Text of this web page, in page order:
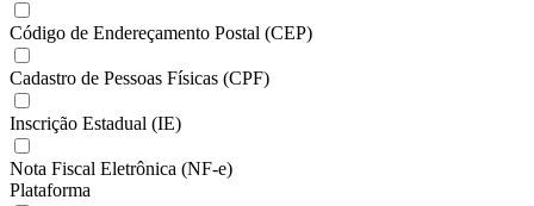
Código de Endereçamento Postal (CEP)
Cadastro de Pessoas Físicas (CPF)
Inscrição Estadual (IE)
Nota Fiscal Eletrônica (NF-e)
Plataforma